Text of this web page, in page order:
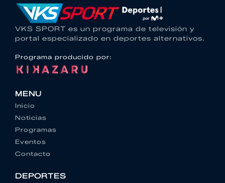
VKS SPORT es un programa de televisión y
portal especializado en deportes alternativos.
Programa producido por:
MENU
Inicio
Noticias
Programas
Eventos
Contacto
DEPORTES